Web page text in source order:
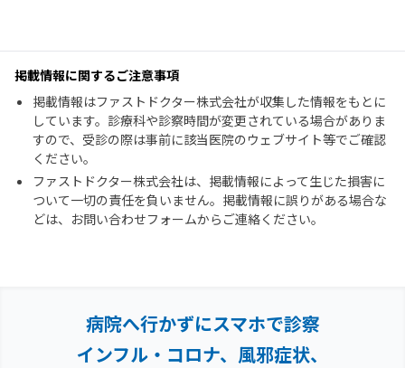
掲載情報に関するご注意事項
掲載情報はファストドクター株式会社が収集した情報をもとに
しています。診療科や診察時間が変更されている場合がありま
すので、受診の際は事前に該当医院のウェブサイト等でご確認
ください。
ファストドクター株式会社は、掲載情報によって生じた損害に
ついて一切の責任を負いません。掲載情報に誤りがある場合な
どは、お問い合わせフォームからご連絡ください。
病院へ行かずにスマホで診察
インフル・コロナ、風邪症状、